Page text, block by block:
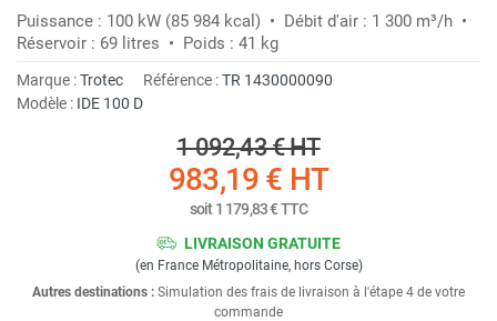
Puissance : 100 kW (85 984 kcal) • Débit d'air : 1 300 m³/h •
Réservoir : 69 litres • Poids : 41 kg
Marque :Trotec Référence :TR 1430000090
Modèle : IDE 100 D
1 092,43 €HT
983,19 € HT
soit1 179,83 €TTC
LIVRAISON GRATUITE
(en France Métropolitaine, hors Corse)
Autres destinations : Simulation des frais de livraison à l'étape 4 de votre
commande